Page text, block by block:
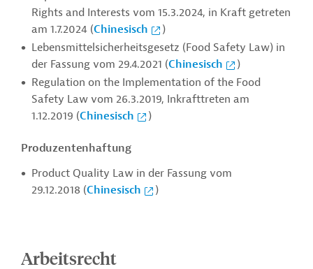
Rights and Interests vom 15.3.2024, in Kraft getreten
am 1.7.2024 (Chinesisch
)
Lebensmittelsicherheitsgesetz (Food Safety Law) in
der Fassung vom 29.4.2021 (Chinesisch
)
Regulation on the Implementation of the Food
Safety Law vom 26.3.2019, Inkrafttreten am
1.12.2019 (Chinesisch )
Produzentenhaftung
Product Quality Law in der Fassung vom
29.12.2018 (Chinesisch )
Arbeitsrecht